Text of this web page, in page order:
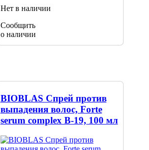
Нет в наличии
Сообщить
о наличии
BIOBLAS Спрей против
выпадения волос, Forte
serum complex B-19, 100 мл